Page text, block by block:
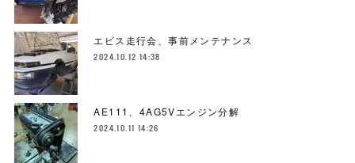
エビス走行会、事前メンテナンス
2024.10.12 14:38
AE111、4AG5Vエンジン分解
2024.10.11 14:26